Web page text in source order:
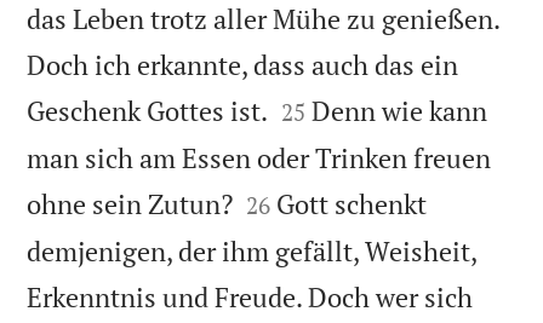
das Leben trotz aller Mühe zu genießen.
Doch ich erkannte, dass auch das ein
Geschenk Gottes ist. 

25 Denn wie kann
man sich am Essen oder Trinken freuen
ohne sein Zutun?
26 Gott schenkt
demjenigen, der ihm gefällt, Weisheit,
Erkenntnis und Freude. Doch wer sich